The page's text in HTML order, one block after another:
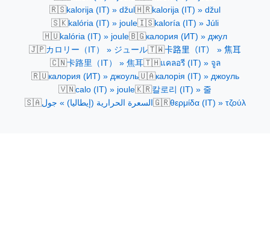
🇷🇸kalorija (IT) » džul 🇭🇷kalorija (IT) » džul
🇸🇰kalória (IT) » joule🇮🇸kaloría (IT) » Júli
🇭🇺kalória (IT) » joule🇧🇬калория (ИТ) » джул
🇯🇵カロリー（IT） » ジュール🇹🇼卡路里（IT） » 焦耳
🇨🇳卡路里（IT） » 焦耳🇹🇭แคลอรี (IT) » จูล
🇷🇺калория (ИТ) » джоуль🇺🇦калорія (IT) » джоуль
🇻🇳calo (IT) » joule🇰🇷칼로리 (IT) » 줄
🇸🇦السعرة الحرارية (إيطاليا) » جول 🇬🇷θερμίδα (IT) » τζούλ